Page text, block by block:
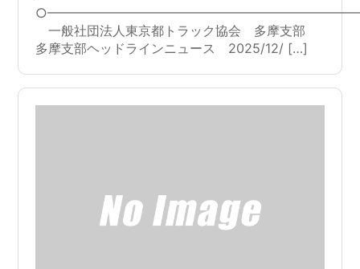
一般社団法人東京都トラック協会 多摩支部
多摩支部ヘッドラインニュース 2025/12/ […]